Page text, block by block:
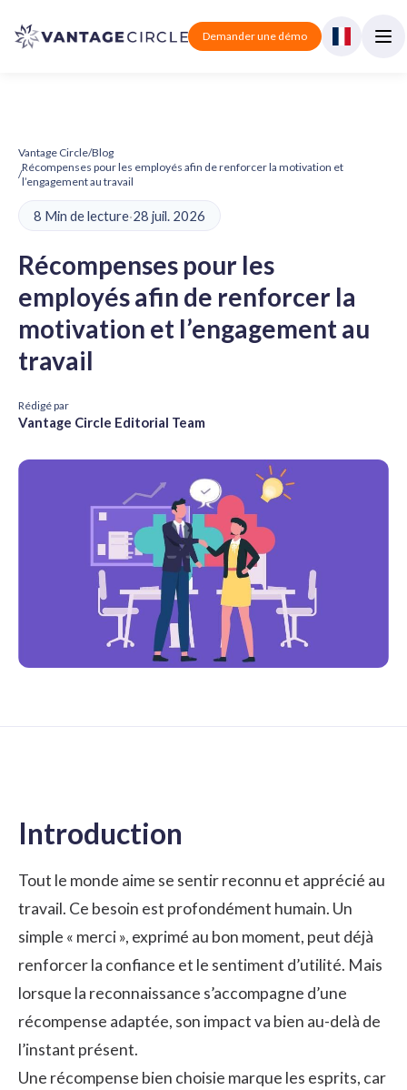
Demander une démo
Vantage Circle/Blog
/
Récompenses pour les employés afin de renforcer la motivation et
l’engagement au travail
8 Min de lecture·28 juil. 2026
Récompenses pour les
employés afin de renforcer la
motivation et l’engagement au
travail
Rédigé par
Vantage Circle Editorial Team
Introduction
Tout le monde aime se sentir reconnu et apprécié au
travail. Ce besoin est profondément humain. Un
simple « merci », exprimé au bon moment, peut déjà
renforcer la confiance et le sentiment d’utilité. Mais
lorsque la reconnaissance s’accompagne d’une
récompense adaptée, son impact va bien au-delà de
l’instant présent.
Une récompense bien choisie marque les esprits, car